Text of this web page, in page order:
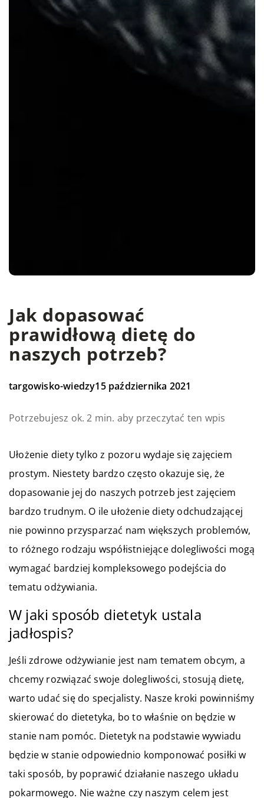
Jak dopasować
prawidłową dietę do
naszych potrzeb?
targowisko-wiedzy15 października 2021
Potrzebujesz ok. 2 min. aby przeczytać ten wpis
Ułożenie diety tylko z pozoru wydaje się zajęciem
prostym. Niestety bardzo często okazuje się, że
dopasowanie jej do naszych potrzeb jest zajęciem
bardzo trudnym. O ile ułożenie diety odchudzającej
nie powinno przysparzać nam większych problemów,
to różnego rodzaju współistniejące dolegliwości mogą
wymagać bardziej kompleksowego podejścia do
tematu odżywiania.
W jaki sposób dietetyk ustala
jadłospis?
Jeśli zdrowe odżywianie jest nam tematem obcym, a
chcemy rozwiązać swoje dolegliwości, stosują dietę,
warto udać się do specjalisty. Nasze kroki powinniśmy
skierować do dietetyka, bo to właśnie on będzie w
stanie nam pomóc. Dietetyk na podstawie wywiadu
będzie w stanie odpowiednio komponować posiłki w
taki sposób, by poprawić działanie naszego układu
pokarmowego. Nie ważne czy naszym celem jest